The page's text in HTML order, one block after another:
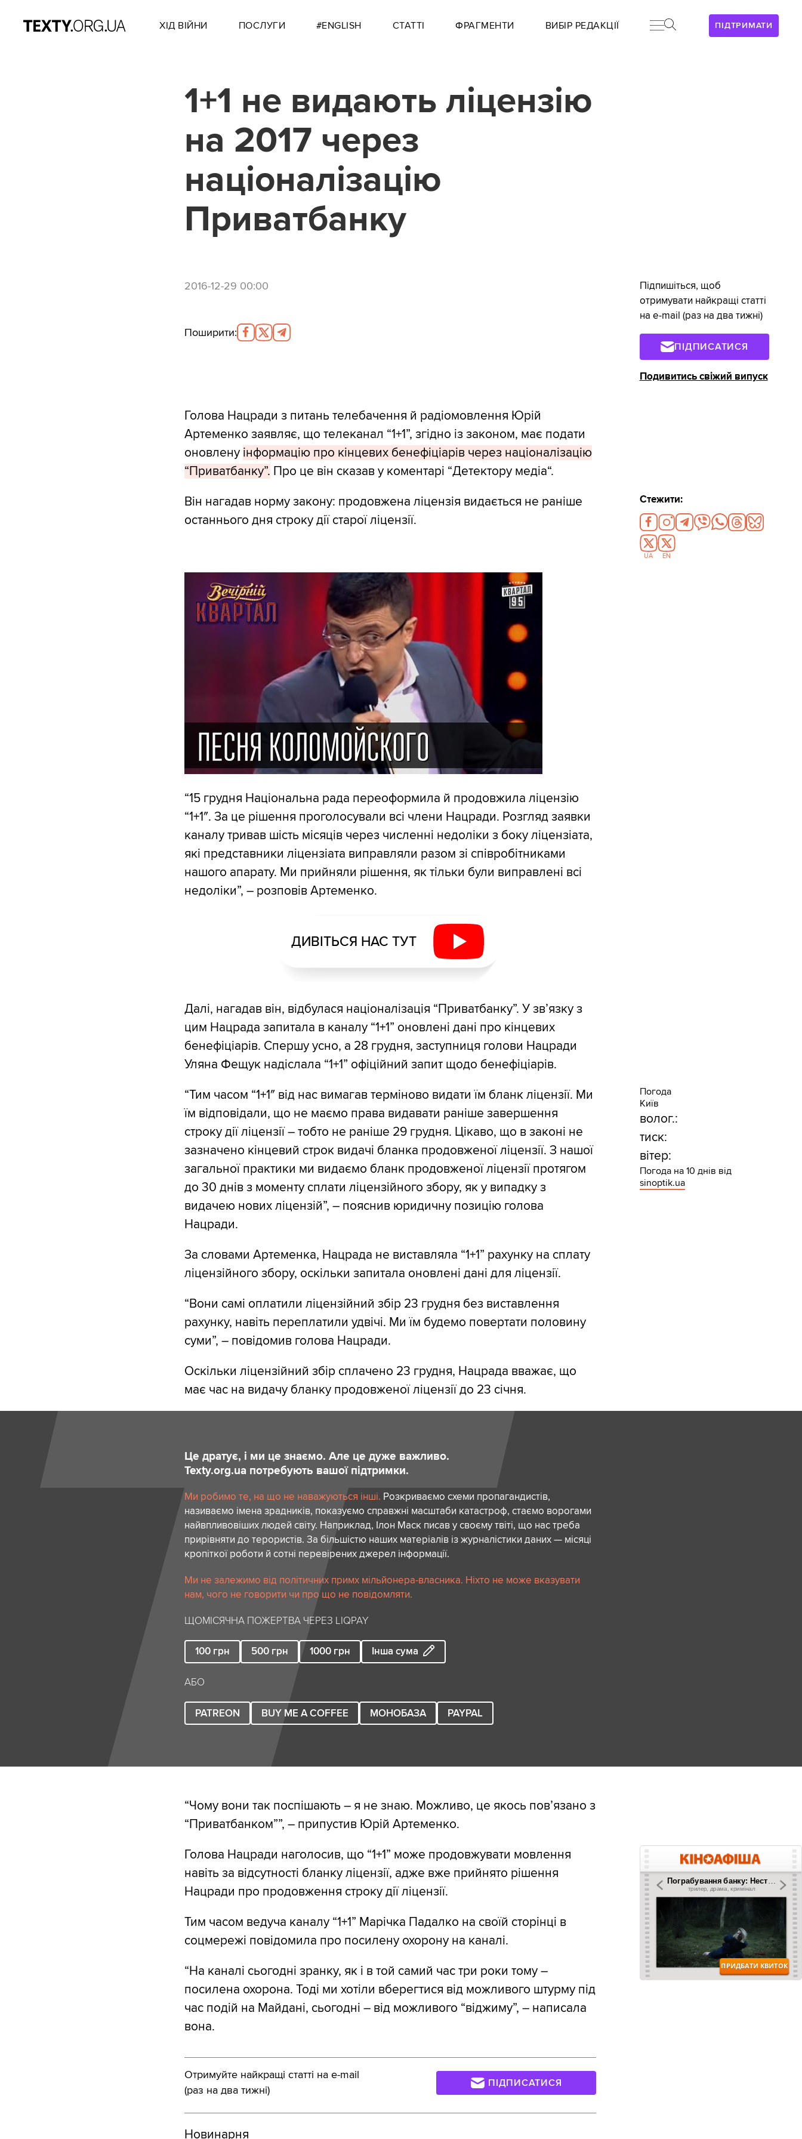
ПІДТРИМАТИ
ХІД ВІЙНИ ПОСЛУГИ #ENGLISH СТАТТІ ФРАГМЕНТИ ВИБІР РЕДАКЦІЇ
1+1 не видають ліцензію
на 2017 через
націоналізацію
Приватбанку
2016-12-29 00:00
Поширити:
Голова Нацради з питань телебачення й радіомовлення Юрій
Артеменко заявляє, що телеканал “1+1”, згідно із законом, має подати
оновлену інформацію про кінцевих бенефіціарів через націоналізацію
“Приватбанку”. Про це він сказав у коментарі “Детектору медіа“.
Він нагадав норму закону: продовжена ліцензія видається не раніше
останнього дня строку дії старої ліцензії.
“15 грудня Національна рада переоформила й продовжила ліцензію
“1+1″. За це рішення проголосували всі члени Нацради. Розгляд заявки
каналу тривав шість місяців через численні недоліки з боку ліцензіата,
які представники ліцензіата виправляли разом зі співробітниками
нашого апарату. Ми прийняли рішення, як тільки були виправлені всі
недоліки”, – розповів Артеменко.
ДИВІТЬСЯ НАС ТУТ
Далі, нагадав він, відбулася націоналізація “Приватбанку”. У зв’язку з
цим Нацрада запитала в каналу “1+1” оновлені дані про кінцевих
бенефіціарів. Спершу усно, а 28 грудня, заступниця голови Нацради
Уляна Фещук надіслала “1+1” офіційний запит щодо бенефіціарів.
“Тим часом “1+1″ від нас вимагав терміново видати їм бланк ліцензії. Ми
їм відповідали, що не маємо права видавати раніше завершення
строку дії ліцензії – тобто не раніше 29 грудня. Цікаво, що в законі не
зазначено кінцевий строк видачі бланка продовженої ліцензії. З нашої
загальної практики ми видаємо бланк продовженої ліцензії протягом
до 30 днів з моменту сплати ліцензійного збору, як у випадку з
видачею нових ліцензій”, – пояснив юридичну позицію голова
Нацради.
За словами Артеменка, Нацрада не виставляла “1+1” рахунку на сплату
ліцензійного збору, оскільки запитала оновлені дані для ліцензії.
“Вони самі оплатили ліцензійний збір 23 грудня без виставлення
рахунку, навіть переплатили удвічі. Ми їм будемо повертати половину
суми”, – повідомив голова Нацради.
Оскільки ліцензійний збір сплачено 23 грудня, Нацрада вважає, що
має час на видачу бланку продовженої ліцензії до 23 січня.
Це дратує, і ми це знаємо. Але це дуже важливо.
Texty.org.ua потребують вашої підтримки.
Ми робимо те, на що не наважуються інші. Розкриваємо схеми пропагандистів,
називаємо імена зрадників, показуємо справжні масштаби катастроф, стаємо ворогами
найвпливовіших людей світу. Наприклад, Ілон Маск писав у своєму твіті, що нас треба
прирівняти до терористів. За більшістю наших матеріалів із журналістики даних — місяці
кропіткої роботи й сотні перевірених джерел інформації.
Ми не залежимо від політичних примх мільйонера-власника. Ніхто не може вказувати
нам, чого не говорити чи про що не повідомляти.
ЩОМІСЯЧНА ПОЖЕРТВА ЧЕРЕЗ LIQPAY
100 грн 500 грн 1000 грн Інша сума
АБО
PATREON BUY ME A COFFEE МОНОБАЗА PAYPAL
“Чому вони так поспішають – я не знаю. Можливо, це якось пов’язано з
“Приватбанком””, – припустив Юрій Артеменко.
Голова Нацради наголосив, що “1+1” може продовжувати мовлення
навіть за відсутності бланку ліцензії, адже вже прийнято рішення
Нацради про продовження строку дії ліцензії.
Тим часом ведуча каналу “1+1” Марічка Падалко на своїй сторінці в
соцмережі повідомила про посилену охорону на каналі.
“На каналі сьогодні зранку, як і в той самий час три роки тому –
посилена охорона. Тоді ми хотіли вберегтися від можливого штурму під
час подій на Майдані, сьогодні – від можливого “віджиму”, – написала
вона.
Отримуйте найкращі статті на e-mail
(раз на два тижні)
ПІДПИСАТИСЯ
Новинарня
Підпишіться, щоб
отримувати найкращі статті
на e-mail (раз на два тижні)
ПІДПИСАТИСЯ
Подивитись свіжий випуск
Стежити:
UA EN
Погода
Київ
волог.:
тиск:
вітер:
Погода на 10 днів від
sinoptik.ua